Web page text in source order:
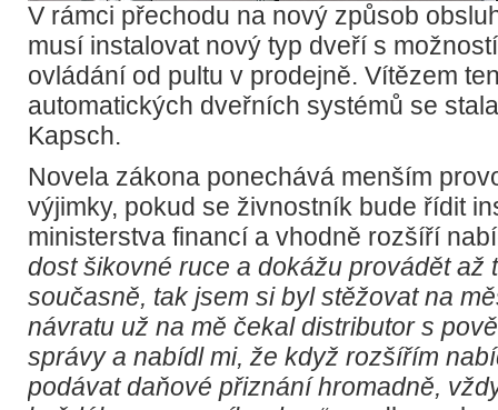
V rámci přechodu na nový způsob
musí instalovat nový typ dveří s
ovládání od pultu v prodejně. Vítězem
automatických dveřních systémů se
Kapsch.
Novela zákona ponechává menším
výjimky, pokud se živnostník bude řídit
ministerstva financí a vhodně rozšíří
dost šikovné ruce a dokážu provádět až
současně, tak jsem si byl stěžovat na
návratu už na mě čekal distributor s
správy a nabídl mi, že když rozšířím
podávat daňové přiznání hromadně,